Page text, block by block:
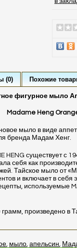
(0) Похожие
фигурное мыло
Madame Heng
мыло в виде
бренда Мадам Хенг.
HENG существует с
себя как
Тайское мыло от
и включает в себя
используемые
произведено в
, мыло, апельсин,